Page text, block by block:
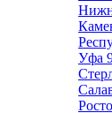
Уфа